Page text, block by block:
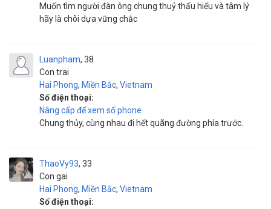
Muốn tìm người đàn ông chung thuỷ thấu hiểu và tâm lý
hãy là chõi dựa vững chắc
Luanpham
Con trai
38
Hai Phong, Miền Bắc, Vietnam
Số điện thoại:
Nâng cấp để xem số phone
Chung thủy, cùng nhau đi hết quãng đường phía trước.
ThaoVy93
Con gai
33
Hai Phong, Miền Bắc, Vietnam
Số điện thoại: